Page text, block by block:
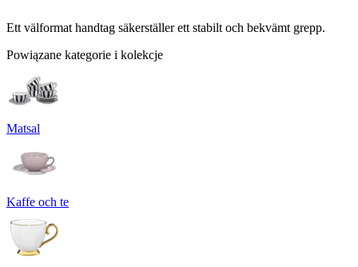
Ett välformat handtag säkerställer ett stabilt och bekvämt grepp.
Powiązane kategorie i kolekcje
Matsal
Kaffe och te